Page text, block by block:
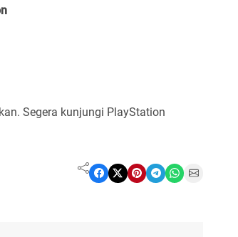
Segera kunjungi PlayStation
Share on Facebook Share on X Share on Pinterest Share on Telegram Share on WhatsApp Share on Email